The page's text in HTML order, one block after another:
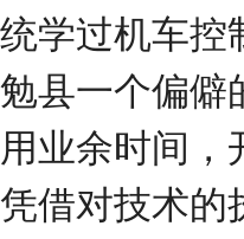
统学过机车控
勉县一个偏僻
用业余时间，
凭借对技术的